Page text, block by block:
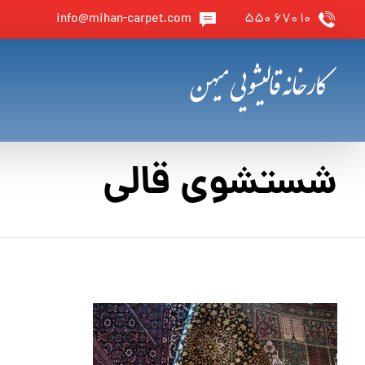
۱۰ ۶۷۰ ۵۵۰ info@mihan-carpet.com
شستشوی قالی